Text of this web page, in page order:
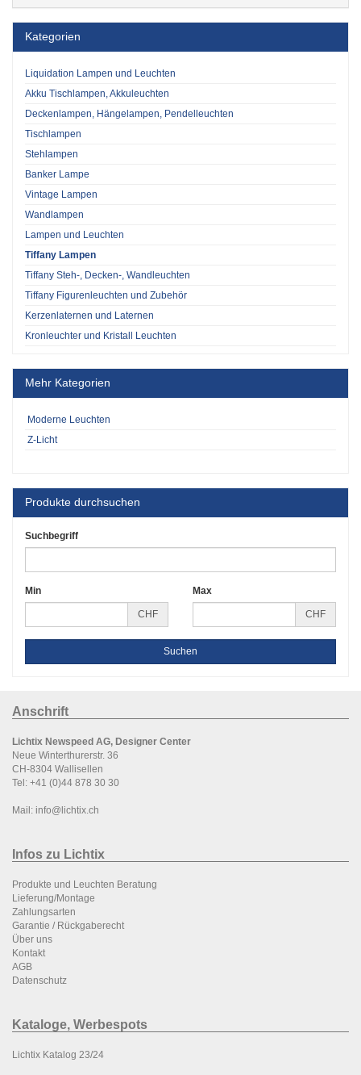
Kategorien
Liquidation Lampen und Leuchten
Akku Tischlampen, Akkuleuchten
Deckenlampen, Hängelampen, Pendelleuchten
Tischlampen
Stehlampen
Banker Lampe
Vintage Lampen
Wandlampen
Lampen und Leuchten
Tiffany Lampen
Tiffany Steh-, Decken-, Wandleuchten
Tiffany Figurenleuchten und Zubehör
Kerzenlaternen und Laternen
Kronleuchter und Kristall Leuchten
Mehr Kategorien
Moderne Leuchten
Z-Licht
Produkte durchsuchen
Suchbegriff
Min
CHF
Max
CHF
Anschrift
Lichtix Newspeed AG, Designer Center
Neue Winterthurerstr. 36
CH-8304 Wallisellen
Tel: +41 (0)44 878 30 30
Mail: info@lichtix.ch
Infos zu Lichtix
Produkte und Leuchten Beratung
Lieferung/Montage
Zahlungsarten
Garantie / Rückgaberecht
Über uns
Kontakt
AGB
Datenschutz
Kataloge, Werbespots
Lichtix Katalog 23/24